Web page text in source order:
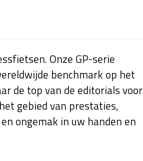
Onze GP-serie
benchmark op het
de top van de editorials voor
gebied van prestaties,
ongemak in uw handen en